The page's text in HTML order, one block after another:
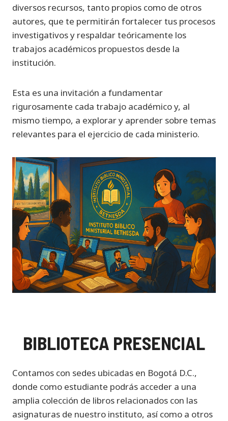
diversos recursos, tanto propios como de otros
autores, que te permitirán fortalecer tus procesos
investigativos y respaldar teóricamente los
trabajos académicos propuestos desde la
institución.
Esta es una invitación a fundamentar
rigurosamente cada trabajo académico y, al
mismo tiempo, a explorar y aprender sobre temas
relevantes para el ejercicio de cada ministerio.
BIBLIOTECA PRESENCIAL
Contamos con sedes ubicadas en Bogotá D.C.,
donde como estudiante podrás acceder a una
amplia colección de libros relacionados con las
asignaturas de nuestro instituto, así como a otros